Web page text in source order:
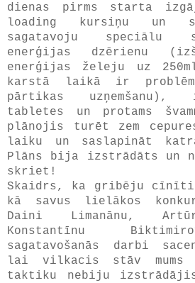
dienas pirms starta
loading kursiņu un
sagatavoju speciālu
enerģijas dzērienu
enerģijas želeju uz
karstā laikā ir
pārtikas uzņemšanu),
tabletes un protams
plānojis turēt zem
laiku un saslapināt
Plāns bija izstrādāts un
skriet!
Skaidrs, ka gribēju
kā savus lielākos
Daini Limanānu,
Konstantīnu
sagatavošanās darbi
lai vilkacis stāv mums
taktiku nebiju